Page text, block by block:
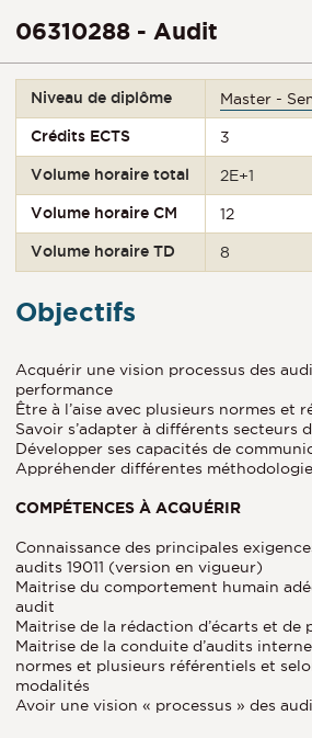
06310288 - Audit
Niveau de diplôme Master -
Crédits ECTS 3
Volume horaire total 2E+1
Volume horaire CM 12
Volume horaire TD 8
Objectifs
Acquérir une vision processus des
performance
Être à l’aise avec plusieurs normes et
Savoir s’adapter à différents secteurs
Développer ses capacités de
Appréhender différentes
COMPÉTENCES À ACQUÉRIR
Connaissance des principales
audits 19011 (version en vigueur)
Maitrise du comportement humain
audit
Maitrise de la rédaction d’écarts et de
Maitrise de la conduite d’audits
normes et plusieurs référentiels et
modalités
Avoir une vision « processus » des